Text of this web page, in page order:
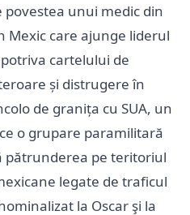
povestea unui medic din
Mexic care ajunge liderul
cartelului de
și distrugere în
de granița cu SUA, un
o grupare paramilitară
pătrunderea pe teritoriul
legate de traficul
la Oscar şi la